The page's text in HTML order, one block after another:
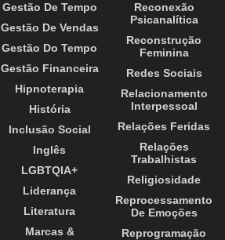
Gestão De Tempo
Gestão De Vendas
Gestão Do Tempo
Gestão Financeira
Hipnoterapia
História
Inclusão Social
Inglês
LGBTQIA+
Liderança
Literatura
Marcas &
Reconexão
Psicanalítica
Reconstrução
Feminina
Redes Sociais
Relacionamento
Interpessoal
Relações Feridas
Relações
Trabalhistas
Religiosidade
Reprocessamento
De Emoções
Reprogramação